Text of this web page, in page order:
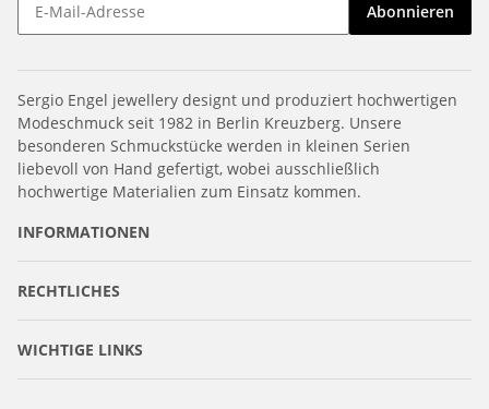
Abonnieren
Sergio Engel jewellery designt und produziert hochwertigen
Modeschmuck seit 1982 in Berlin Kreuzberg. Unsere
besonderen Schmuckstücke werden in kleinen Serien
liebevoll von Hand gefertigt, wobei ausschließlich
hochwertige Materialien zum Einsatz kommen.
INFORMATIONEN
RECHTLICHES
WICHTIGE LINKS